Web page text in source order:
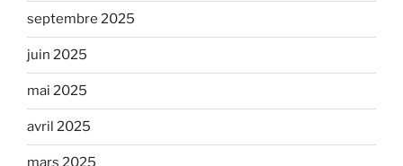
septembre 2025
juin 2025
mai 2025
avril 2025